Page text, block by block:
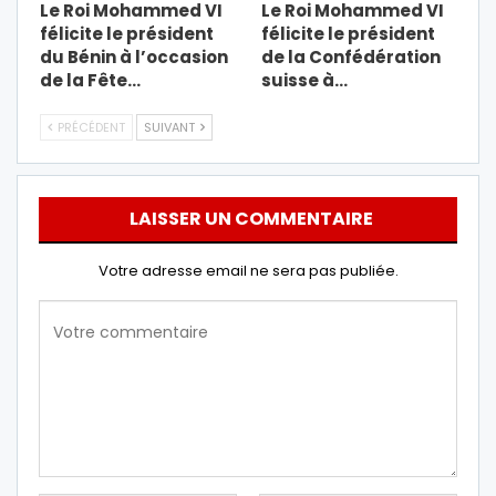
Le Roi Mohammed VI
félicite le président
du Bénin à l’occasion
de la Fête…
Le Roi Mohammed VI
félicite le président
de la Confédération
suisse à…
PRÉCÉDENT SUIVANT
LAISSER UN COMMENTAIRE
Votre adresse email ne sera pas publiée.